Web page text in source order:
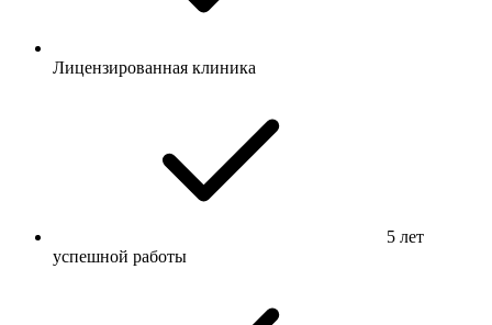
Лицензированная клиника
5 лет
успешной работы